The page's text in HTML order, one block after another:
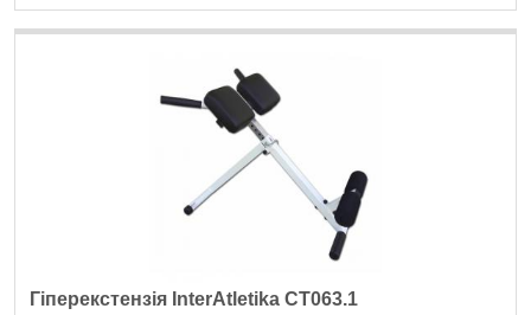
Гіперекстензія InterAtletika СТ063.1